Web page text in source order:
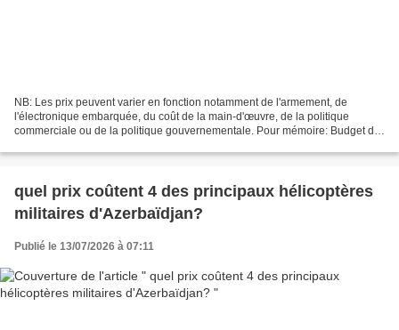
NB: Les prix peuvent varier en fonction notamment de l'armement, de
l'électronique embarquée, du coût de la main-d'œuvre, de la politique
commerciale ou de la politique gouvernementale. Pour mémoire: Budget de
quel prix coûtent 4 des principaux hélicoptères
militaires d'Azerbaïdjan?
Publié le 13/07/2026 à 07:11